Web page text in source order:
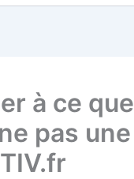
à ce
pas